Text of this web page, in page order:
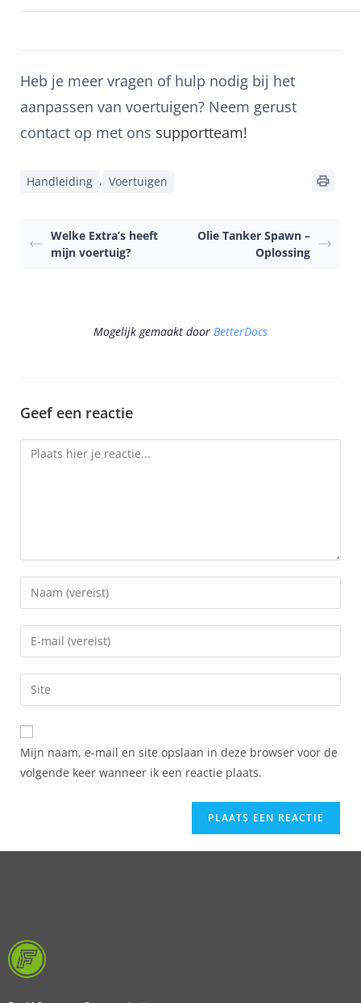
Heb je meer vragen of hulp nodig bij het
aanpassen van voertuigen? Neem gerust
contact op met ons supportteam!
Handleiding , Voertuigen
Welke Extra’s heeft
mijn voertuig?
Olie Tanker Spawn –
Oplossing
Mogelijk gemaakt door BetterDocs
Geef een reactie
Mijn naam, e-mail en site opslaan in deze browser voor de
volgende keer wanneer ik een reactie plaats.